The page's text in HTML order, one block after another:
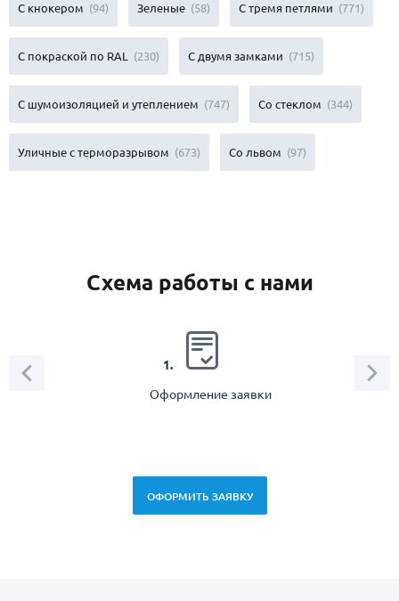
С кнокером (94) Зеленые (58) С тремя петлями (771)
С покраской по RAL (230) С двумя замками (715)
С шумоизоляцией и утеплением (747) Со стеклом (344)
Уличные с терморазрывом (673) Со львом (97)
Схема работы с нами
1.
Оформление заявки
ОФОРМИТЬ ЗАЯВКУ